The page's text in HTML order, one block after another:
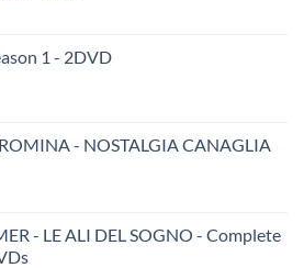
1 - 2DVD
- NOSTALGIA CANAGLIA
- LE ALI DEL SOGNO - Complete